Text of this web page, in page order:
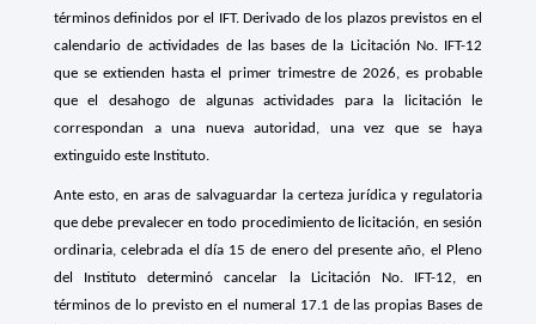
términos definidos por el IFT. Derivado de los plazos previstos en el
calendario de actividades de las bases de la Licitación No. IFT-12
que se extienden hasta el primer trimestre de 2026, es probable
que el desahogo de algunas actividades para la licitación le
correspondan a una nueva autoridad, una vez que se haya
extinguido este Instituto.
Ante esto, en aras de salvaguardar la certeza jurídica y regulatoria
que debe prevalecer en todo procedimiento de licitación, en sesión
ordinaria, celebrada el día 15 de enero del presente año, el Pleno
del Instituto determinó cancelar la Licitación No. IFT-12, en
términos de lo previsto en el numeral 17.1 de las propias Bases de